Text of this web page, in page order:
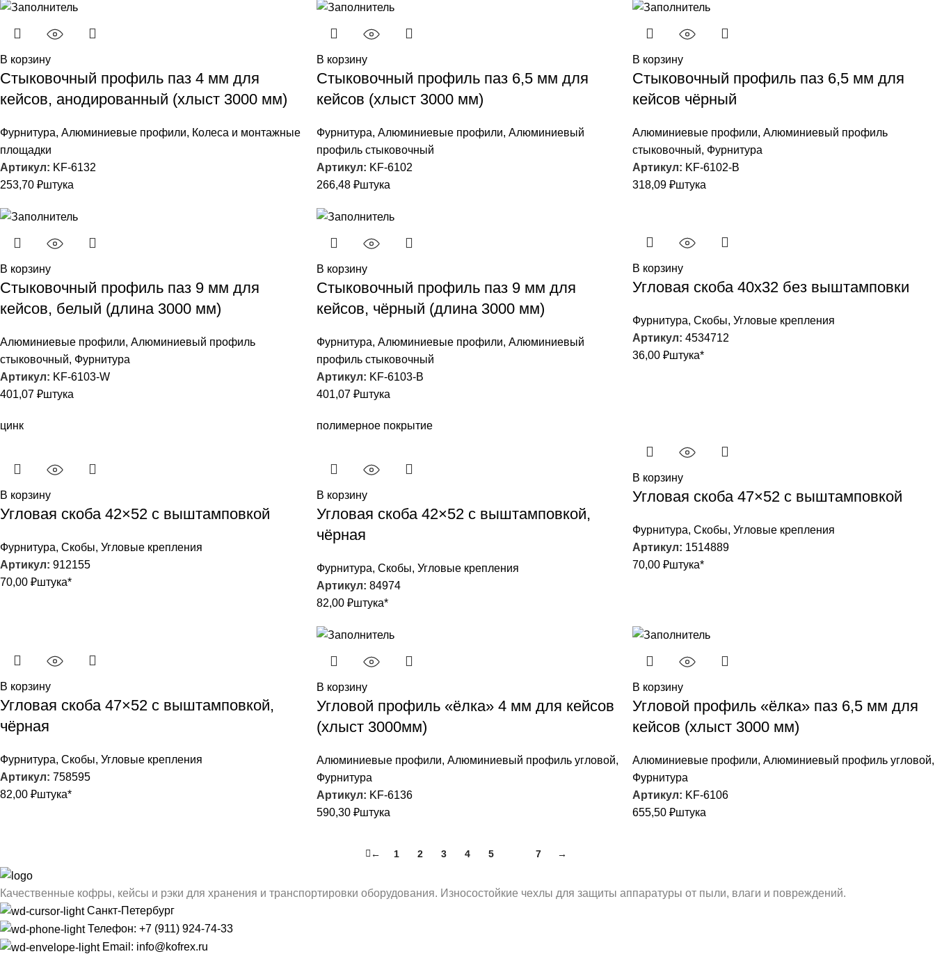
В корзину
Стыковочный профиль паз 4 мм для
кейсов, анодированный (хлыст 3000 мм)
Фурнитура, Алюминиевые профили, Колеса и монтажные
площадки
Артикул: KF-6132
253,70 ₽штука
В корзину
Стыковочный профиль паз 6,5 мм для
кейсов (хлыст 3000 мм)
Фурнитура, Алюминиевые профили, Алюминиевый
профиль стыковочный
Артикул: KF-6102
266,48 ₽штука
В корзину
Стыковочный профиль паз 6,5 мм для
кейсов чёрный
Алюминиевые профили,Алюминиевый профиль
стыковочный, Фурнитура
Артикул: KF-6102-B
318,09₽штука
В корзину
Стыковочный профиль паз 9 мм для
кейсов, белый (длина 3000 мм)
Алюминиевые профили, Алюминиевый профиль
стыковочный, Фурнитура
Артикул: KF-6103-W
401,07 ₽штука
В корзину
Стыковочный профиль паз 9 мм для
кейсов, чёрный (длина 3000 мм)
Фурнитура, Алюминиевые профили, Алюминиевый
профиль стыковочный
Артикул: KF-6103-B
401,07 ₽штука
В корзину
Угловая скоба 40х32 без выштамповки
Фурнитура,Скобы,Угловые крепления
Артикул:4534712
36,00₽штука*
цинк
В корзину
Угловая скоба 42×52 с выштамповкой
Фурнитура, Скобы, Угловые крепления
Артикул: 912155
70,00 ₽штука*
полимерное покрытие
В корзину
Угловая скоба 42×52 с выштамповкой,
чёрная
Фурнитура, Скобы, Угловые крепления
Артикул: 84974
82,00 ₽штука*
В корзину
Угловая скоба 47×52 с выштамповкой
Фурнитура,Скобы,Угловые крепления
Артикул: 1514889
70,00₽штука*
В корзину
Угловая скоба 47×52 с выштамповкой,
чёрная
Фурнитура, Скобы, Угловые крепления
Артикул: 758595
82,00 ₽штука*
В корзину
Угловой профиль «ёлка» 4 мм для кейсов
(хлыст 3000мм)
Алюминиевые профили, Алюминиевый профиль угловой,
Фурнитура
Артикул: KF-6136
590,30 ₽штука
В корзину
Угловой профиль «ёлка» паз 6,5 мм для
кейсов (хлыст 3000 мм)
Алюминиевые профили,Алюминиевый профиль угловой,
Фурнитура
Артикул: KF-6106
655,50₽штука
← 1 2 3 4 5 7 →
Качественные кофры, кейсы и рэки для хранения и транспортировки оборудования. Износостойкие чехлы для защиты аппаратуры от пыли, влаги и повреждений.
Санкт-Петербург
Телефон: +7 (911) 924-74-33
Email: info@kofrex.ru